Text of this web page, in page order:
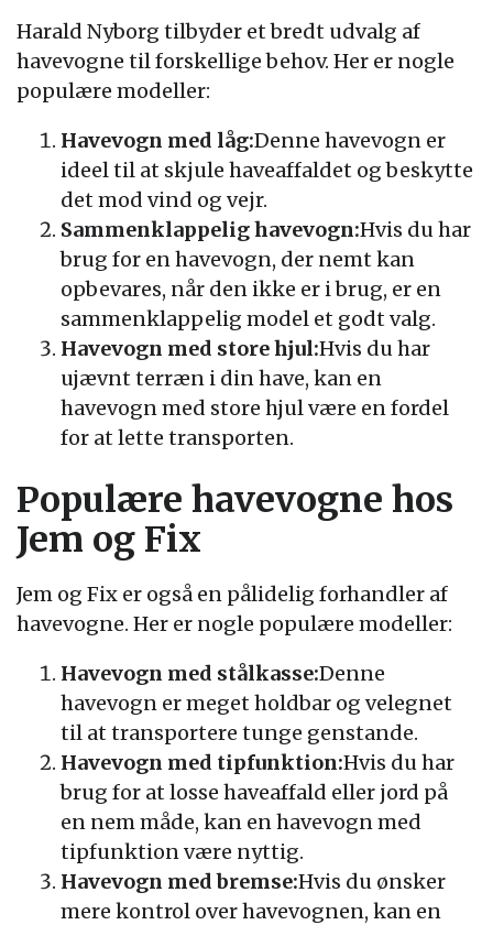
Harald Nyborg tilbyder et bredt udvalg af
havevogne til forskellige behov. Her er nogle
populære modeller:
Havevogn med låg:Denne havevogn er
ideel til at skjule haveaffaldet og beskytte
det mod vind og vejr.
Sammenklappelig havevogn:Hvis du har
brug for en havevogn, der nemt kan
opbevares, når den ikke er i brug, er en
sammenklappelig model et godt valg.
Havevogn med store hjul:Hvis du har
ujævnt terræn i din have, kan en
havevogn med store hjul være en fordel
for at lette transporten.
Populære havevogne hos
Jem og Fix
Jem og Fix er også en pålidelig forhandler af
havevogne. Her er nogle populære modeller:
Havevogn med stålkasse:Denne
havevogn er meget holdbar og velegnet
til at transportere tunge genstande.
Havevogn med tipfunktion:Hvis du har
brug for at losse haveaffald eller jord på
en nem måde, kan en havevogn med
tipfunktion være nyttig.
Havevogn med bremse:Hvis du ønsker
mere kontrol over havevognen, kan en